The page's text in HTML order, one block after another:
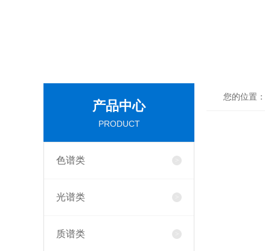
产品中心
PRODUCT
色谱类
光谱类
质谱类
您的位置：